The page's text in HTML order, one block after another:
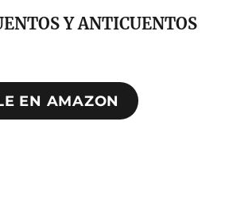
Y ANTICUENTOS
EN AMAZON